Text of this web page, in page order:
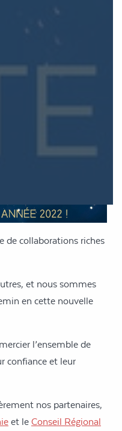
de collaborations riches
et nous sommes
en cette nouvelle
l’ensemble de
confiance et leur
nos partenaires,
et le Conseil Régional